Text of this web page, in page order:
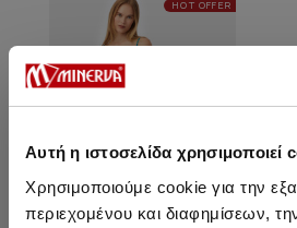
Αυτή η ιστοσελίδα χρησιμοποιεί
Χρησιμοποιούμε cookie για την
περιεχομένου και διαφημίσεων,
HOT OFFER